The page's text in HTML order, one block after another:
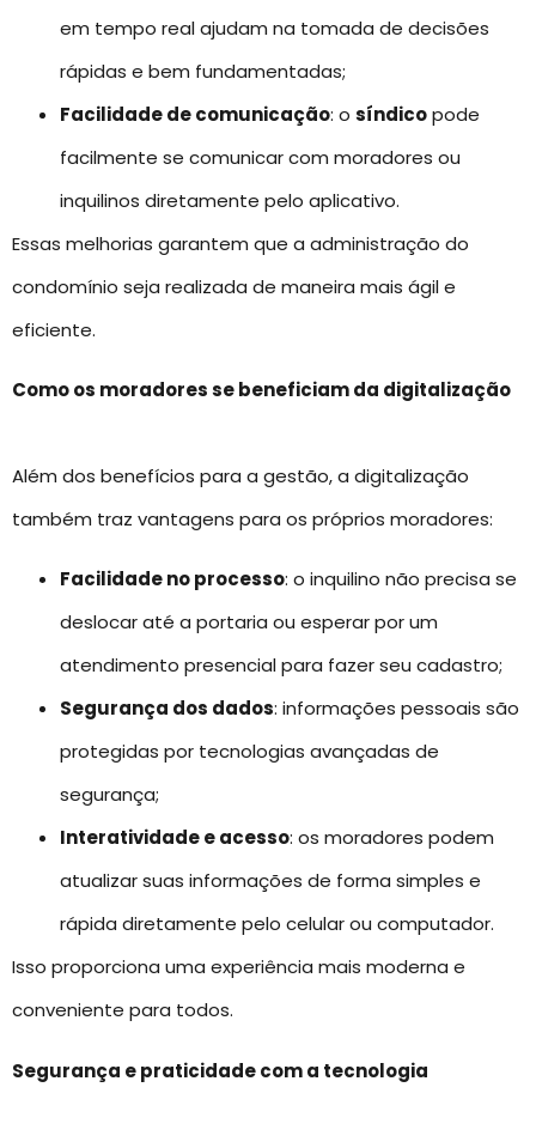
em tempo real ajudam na tomada de decisões
rápidas e bem fundamentadas;
Facilidade de comunicação: o síndicopode
facilmente se comunicar com moradores ou
inquilinos diretamente pelo aplicativo.
Essas melhorias garantem que a administração do
condomínio seja realizada de maneira mais ágil e
eficiente.
Como os moradores se beneficiam da digitalização
Além dos benefícios para a gestão, a digitalização
também traz vantagens para os próprios moradores:
Facilidade no processo: o inquilino não precisa se
deslocar até a portaria ou esperar por um
atendimento presencial para fazer seu cadastro;
Segurança dos dados: informações pessoais são
protegidas por tecnologias avançadas de
segurança;
Interatividade e acesso: os moradores podem
atualizar suas informações de forma simples e
rápida diretamente pelo celular ou computador.
Isso proporciona uma experiência mais moderna e
conveniente para todos.
Segurança e praticidade com a tecnologia